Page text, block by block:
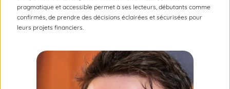
pragmatique et accessible permet à ses lecteurs, débutants comme
confirmés, de prendre des décisions éclairées et sécurisées pour
leurs projets financiers.